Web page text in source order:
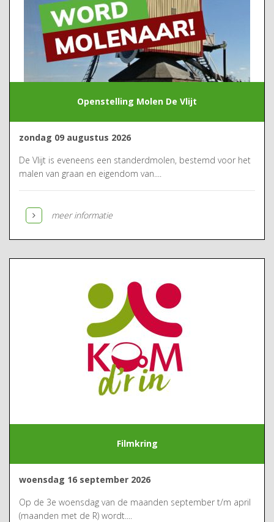
Openstelling Molen De Vlijt
zondag 09 augustus 2026
De Vlijt is eveneens een standerdmolen, bestemd voor het
malen van graan en eigendom van....
meer informatie
Filmkring
woensdag 16 september 2026
Op de 3e woensdag van de maanden september t/m april
(maanden met de R) wordt....